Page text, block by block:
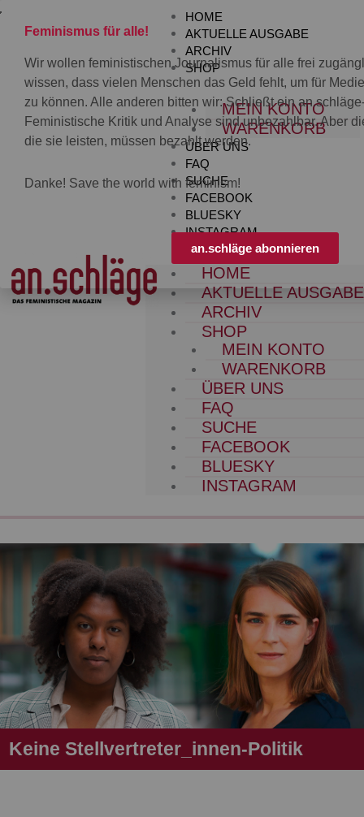
Inhalt
HOME
AKTUELLE AUSGABE
ARCHIV
SHOP
MEIN KONTO
WARENKORB
ÜBER UNS
FAQ
SUCHE
FACEBOOK
BLUESKY
INSTAGRAM
HOME
AKTUELLE AUSGABE
ARCHIV
SHOP
MEIN KONTO
WARENKORB
ÜBER UNS
FAQ
SUCHE
FACEBOOK
BLUESKY
INSTAGRAM
Keine Stellvertreter_innen-Politik
Feminismus für alle!
Wir wollen feministischen Journalismus für alle frei
wissen, dass vielen Menschen das Geld fehlt, um für
zu können. Alle anderen bitten wir: Schließt ein
Feministische Kritik und Analyse sind unbezahlbar. Aber
die sie leisten, müssen bezahlt werden.
Danke! Save the world with feminism!
an.schläge abonnieren